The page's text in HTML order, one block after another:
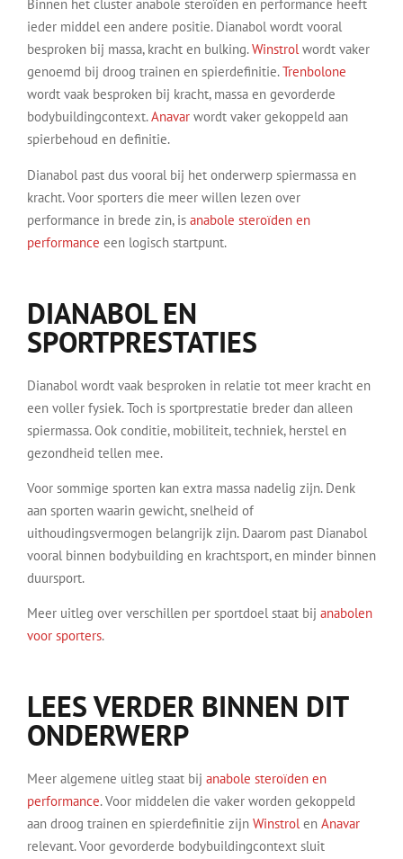
Binnen het cluster anabole steroïden en performance heeft
ieder middel een andere positie. Dianabol wordt vooral
besproken bij massa, kracht en bulking.Winstrolwordt vaker
genoemd bij droog trainen en spierdefinitie.Trenbolone
wordt vaak besproken bij kracht, massa en gevorderde
bodybuildingcontext.Anavar wordt vaker gekoppeld aan
spierbehoud en definitie.
Dianabol past dus vooral bij het onderwerp spiermassa en
kracht. Voor sporters die meer willen lezen over
performance in brede zin, is anabole steroïden en
performance een logisch startpunt.
DIANABOL EN
SPORTPRESTATIES
Dianabol wordt vaak besproken in relatie tot meer kracht en
een voller fysiek. Toch is sportprestatie breder dan alleen
spiermassa. Ook conditie, mobiliteit, techniek, herstel en
gezondheid tellen mee.
Voor sommige sporten kan extra massa nadelig zijn. Denk
aan sporten waarin gewicht, snelheid of
uithoudingsvermogen belangrijk zijn. Daarom past Dianabol
vooral binnen bodybuilding en krachtsport, en minder binnen
duursport.
Meer uitleg over verschillen per sportdoel staat bij anabolen
voor sporters.
LEES VERDER BINNEN DIT
ONDERWERP
Meer algemene uitleg staat bij anabole steroïden en
performance. Voor middelen die vaker worden gekoppeld
aan droog trainen en spierdefinitie zijn Winstrolen Anavar
relevant. Voor gevorderde bodybuildingcontext sluit